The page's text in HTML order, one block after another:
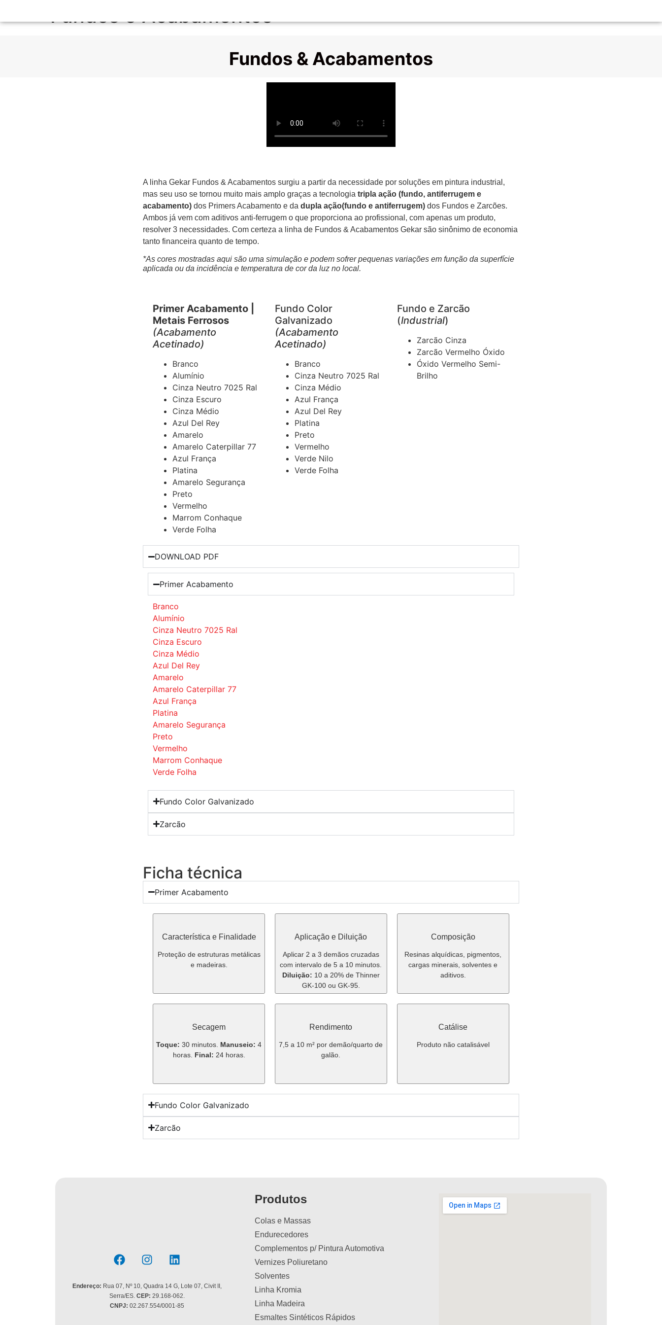
Fundos e Acabamentos
Fundos & Acabamentos
A linha Gekar Fundos & Acabamentos surgiu a partir da necessidade por soluções em pintura industrial,
mas seu uso se tornou muito mais amplo graças a tecnologia tripla ação (fundo, antiferrugem e
acabamento) dos Primers Acabamento e dadupla ação(fundo e antiferrugem) dos Fundos e Zarcões.
Ambos já vem com aditivos anti-ferrugem o que proporciona ao profissional, com apenas um produto,
resolver 3 necessidades. Com certeza a linha de Fundos & Acabamentos Gekar são sinônimo de economia
tanto financeira quanto de tempo.
*As cores mostradas aqui são uma simulação e podem sofrer pequenas variações em função da superfície
aplicada ou da incidência e temperatura de cor da luz no local.
Primer Acabamento |
Metais Ferrosos
(Acabamento
Acetinado)
Branco
Alumínio
Cinza Neutro 7025 Ral
Cinza Escuro
Cinza Médio
Azul Del Rey
Amarelo
Amarelo Caterpillar 77
Azul França
Platina
Amarelo Segurança
Preto
Vermelho
Marrom Conhaque
Verde Folha
Fundo Color
Galvanizado
(Acabamento
Acetinado)
Branco
Cinza Neutro 7025 Ral
Cinza Médio
Azul França
Azul Del Rey
Platina
Preto
Vermelho
Verde Nilo
Verde Folha
Fundo e Zarcão
(Industrial)
Zarcão Cinza
Zarcão Vermelho Óxido
Óxido Vermelho Semi-
Brilho
DOWNLOAD PDF
Primer Acabamento
Branco
Alumínio
Cinza Neutro 7025 Ral
Cinza Escuro
Cinza Médio
Azul Del Rey
Amarelo
Amarelo Caterpillar 77
Azul França
Platina
Amarelo Segurança
Preto
Vermelho
Marrom Conhaque
Verde Folha
Fundo Color Galvanizado
Zarcão
Ficha técnica
Primer Acabamento
Característica e Finalidade
Proteção de estruturas metálicas
e madeiras.
Aplicação e Diluição
Aplicar 2 a 3 demãos cruzadas
com intervalo de 5 a 10 minutos.
Diluição: 10 a 20% de Thinner
GK-100 ou GK-95.
Composição
Resinas alquídicas, pigmentos,
cargas minerais, solventes e
aditivos.
Secagem
Toque:30 minutos. Manuseio: 4
horas. Final: 24 horas.
Rendimento
7,5 a 10 m² por demão/quarto de
galão.
Catálise
Produto não catalisável
Fundo Color Galvanizado
Zarcão
Endereço: Rua 07, Nº 10, Quadra 14 G, Lote 07, Civit II,
Serra/ES. CEP: 29.168-062.
CNPJ:02.267.554/0001-85
Produtos
Colas e Massas
Endurecedores
Complementos p/ Pintura Automotiva
Vernizes Poliuretano
Solventes
Linha Kromia
Linha Madeira
Esmaltes Sintéticos Rápidos